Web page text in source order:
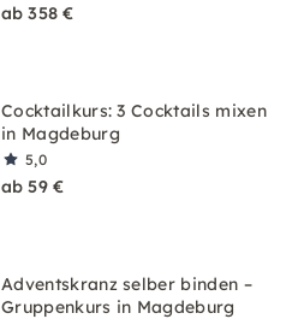
ab 358 €
Cocktailkurs: 3 Cocktails mixen
in Magdeburg
5,0
ab 59 €
Adventskranz selber binden –
Gruppenkurs in Magdeburg